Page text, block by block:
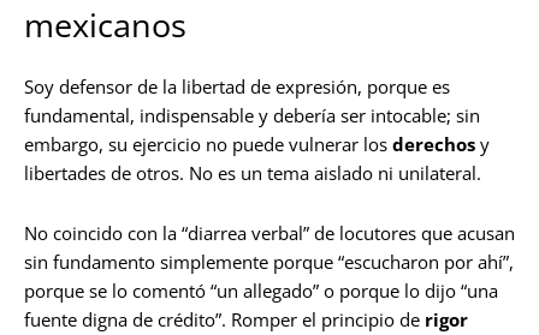
mexicanos
Soy defensor de la libertad de expresión, porque es
fundamental, indispensable y debería ser intocable; sin
embargo, su ejercicio no puede vulnerar los derechos y
libertades de otros. No es un tema aislado ni unilateral.
No coincido con la “diarrea verbal” de locutores que acusan
sin fundamento simplemente porque “escucharon por ahí”,
porque se lo comentó “un allegado” o porque lo dijo “una
fuente digna de crédito”. Romper el principio de rigor